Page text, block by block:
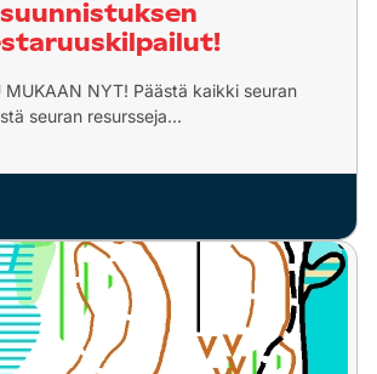
MUKAAN NYT! Päästä kaikki seuran
seuran resursseja...